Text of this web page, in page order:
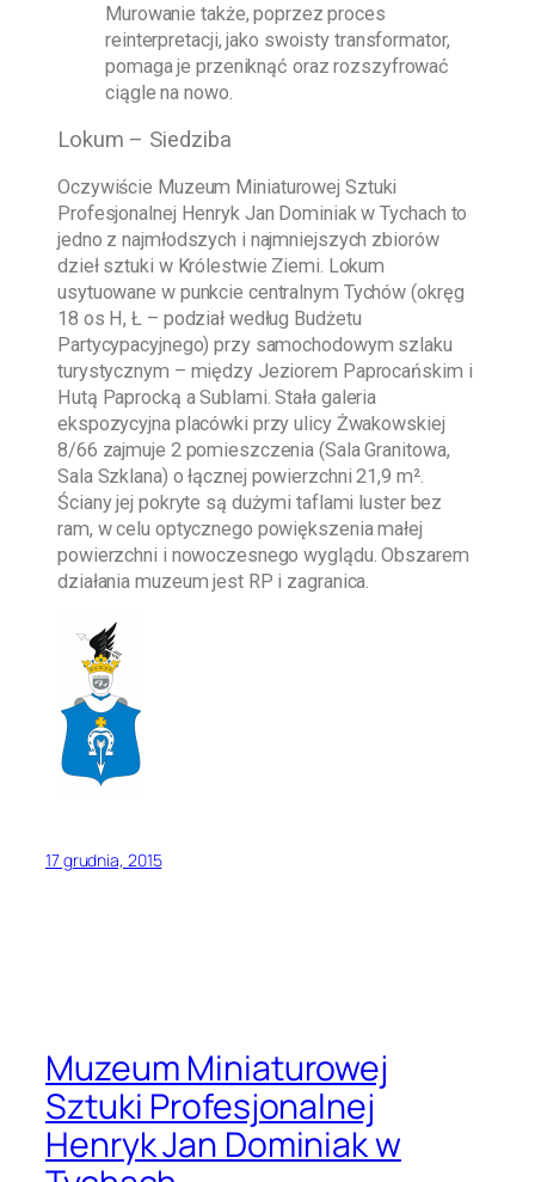
Murowanie także, poprzez proces
reinterpretacji, jako swoisty transformator,
pomaga je przeniknąć oraz rozszyfrować
ciągle na nowo.
Lokum – Siedziba
Oczywiście Muzeum Miniaturowej Sztuki
Profesjonalnej Henryk Jan Dominiak w Tychach to
jedno z najmłodszych i najmniejszych zbiorów
dzieł sztuki w Królestwie Ziemi. Lokum
usytuowane w punkcie centralnym Tychów (okręg
18 os H, Ł – podział według Budżetu
Partycypacyjnego) przy samochodowym szlaku
turystycznym – między Jeziorem Paprocańskim i
Hutą Paprocką a Sublami. Stała galeria
ekspozycyjna placówki przy ulicy Żwakowskiej
8/66 zajmuje 2 pomieszczenia (Sala Granitowa,
Sala Szklana) o łącznej powierzchni 21,9 m².
Ściany jej pokryte są dużymi taflami luster bez
ram, w celu optycznego powiększenia małej
powierzchni i nowoczesnego wyglądu. Obszarem
działania muzeum jest RP i zagranica.
17 grudnia, 2015
Muzeum Miniaturowej
Sztuki Profesjonalnej
Henryk Jan Dominiak w